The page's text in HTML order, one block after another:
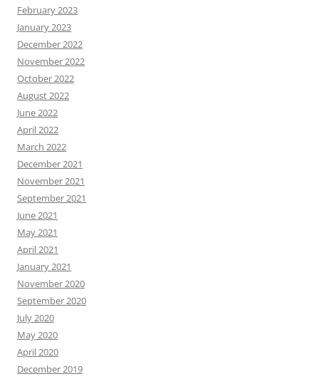
February 2023
January 2023
December 2022
November 2022
October 2022
August 2022
June 2022
April 2022
March 2022
December 2021
November 2021
September 2021
June 2021
May 2021
April 2021
January 2021
November 2020
September 2020
July 2020
May 2020
April 2020
December 2019